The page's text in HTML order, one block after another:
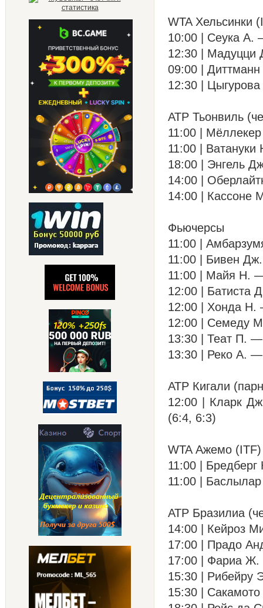
WTA Хельсинки
10:00 | Сеука А.
12:30 | Мадуцци
09:00 |
12:30 |
ATP Тьонвиль
11:00 |
11:00 |
18:00 | Энгель
14:00 |
14:00 | Кассоне
Фьючерсы
11:00 |
11:00 | Бивен
11:00 | Майя Н.
12:00 | Батиста
12:00 | Хонда Н.
12:00 | Семеду
13:30 | Теат П.
13:30 | Реко А.
ATP Кигали
12:00 | Кларк
(6:4, 6:3)
WTA Ажемо (ITF)
11:00 |
11:00 |
ATP Бразилиа
14:00 | Кейроз
17:00 | Прадо
17:00 | Фариа Ж.
15:30 | Рибейру
15:30 |